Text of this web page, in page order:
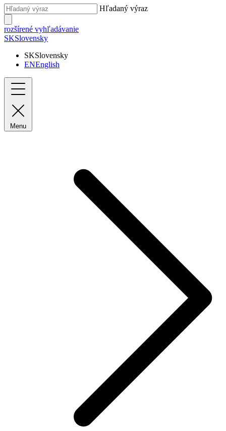
Hľadaný výraz
rozšírené vyhľadávanie
SKSlovensky
SKSlovensky
ENEnglish
Menu